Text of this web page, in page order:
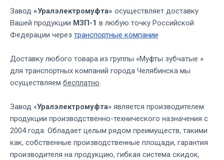
Завод «Уралэлектромуфта» осуществляет доставку
Вашей продукции МЗП-1 в любую точку Российской
Федерации через транспортные компании
Доставку любого товара из группы «Муфты зубчатые »
для транспортных компаний города Челябинска мы
осуществляем бесплатно.
Завод «Уралэлектромуфта» является производителем
продукции производственно-технического назначения с
2004 года. Обладает целым рядом преимуществ, такими
как, собственные производственные площади, гарантия
производителя на продукцию, гибкая система скидок,